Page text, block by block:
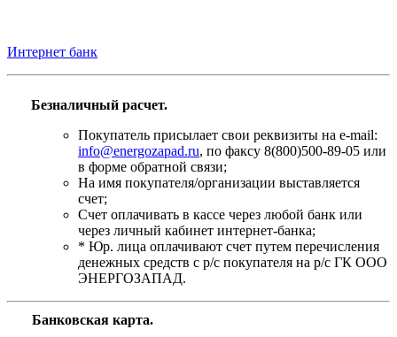
Интернет банк
Безналичный расчет.
Покупатель присылает свои реквизиты на e-mail:
info@energozapad.ru, по факсу 8(800)500-89-05 или
в форме обратной связи;
На имя покупателя/организации выставляется
счет;
Счет оплачивать в кассе через любой банк или
через личный кабинет интернет-банка;
* Юр. лица оплачивают счет путем перечисления
денежных средств с р/с покупателя на р/с ГК ООО
ЭНЕРГОЗАПАД.
Банковская карта.